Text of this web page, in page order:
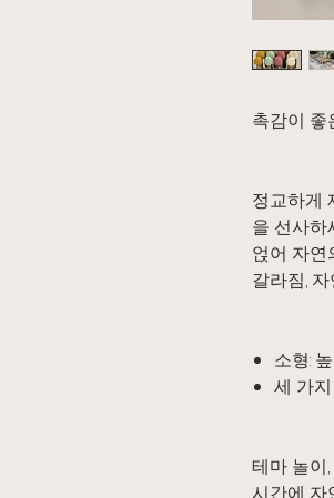
촉감이 좋
정교하게
을 선사하
얹어 자연
갈라짐,
소형:
세 가
테마 놀이
시간에 자